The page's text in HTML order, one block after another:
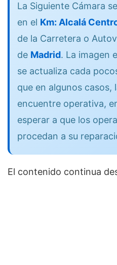
La Siguiente Cámara
en el Km: Alcalá
de la Carretera o
de Madrid. La imagen
se actualiza cada
que en algunos casos,
encuentre operativa,
esperar a que los
procedan a su
El contenido continua